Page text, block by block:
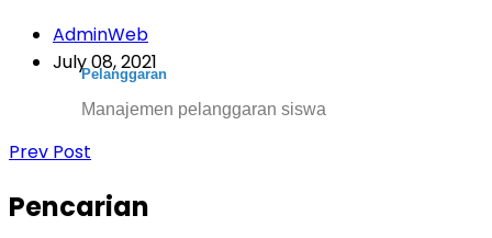
Pelanggaran
Manajemen pelanggaran siswa
AdminWeb
July 08, 2021
Prev Post
Pencarian